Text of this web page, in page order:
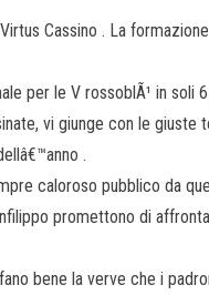
Cassino . La
per le V rossoblÃ¹ in soli
vi giunge con le giuste
.
caloroso pubblico da
promettono di
bene la verve che i